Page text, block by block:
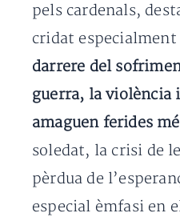
pels cardenals,
cridat especialment
darrere del
guerra, la violència
amaguen ferides
soledat, la crisi de
pèrdua de
especial èmfasi en